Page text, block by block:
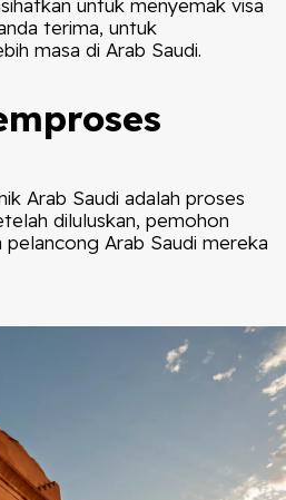
untuk menyemak visa
terima, untuk
masa di Arab Saudi.
Arab Saudi adalah proses
diluluskan, pemohon
Arab Saudi mereka